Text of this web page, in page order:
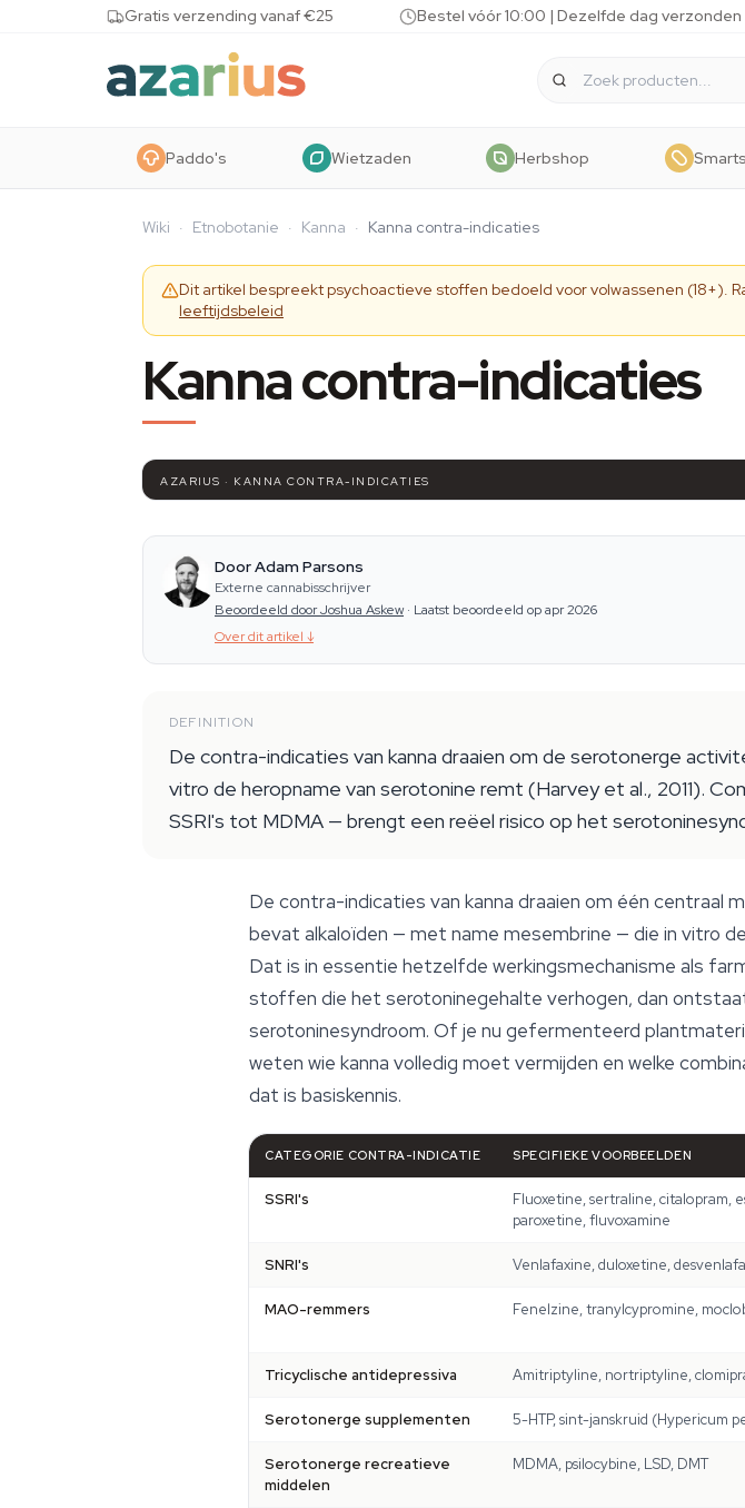
Skip to content Gratis verzending vanaf €25 Bestel vóór 10:00 | Dezelfde dag verzonden
Paddo's Wietzaden Herbshop
Wiki · Etnobotanie · Kanna · Kanna contra-indicaties
Dit artikel bespreekt psychoactieve stoffen bedoeld voor volwassenen (18+).
leeftijdsbeleid
Kanna contra-indicaties
AZARIUS · KANNA CONTRA-INDICATIES
Door Adam Parsons
Externe cannabisschrijver
Beoordeeld door Joshua Askew · Laatst beoordeeld op apr 2026
Over dit artikel ↓
DEFINITION
De contra-indicaties van kanna draaien om de serotonerge
vitro de heropname van serotonine remt (Harvey et al., 2011).
SSRI's tot MDMA — brengt een reëel risico op het
De contra-indicaties van kanna draaien om één centraal
bevat alkaloïden — met name mesembrine — die in vitro
Dat is in essentie hetzelfde werkingsmechanisme als
stoffen die het serotoninegehalte verhogen, dan
serotoninesyndroom. Of je nu gefermenteerd
weten wie kanna volledig moet vermijden en welke
dat is basiskennis.
CATEGORIE CONTRA-INDICATIE SPECIFIEKE VOORBEELDEN
SSRI's
Fluoxetine, sertraline, citalopram,
paroxetine, fluvoxamine
SNRI's Venlafaxine, duloxetine,
MAO-remmers Fenelzine, tranylcypromine,
Tricyclische antidepressiva Amitriptyline, nortriptyline,
Serotonerge supplementen 5-HTP, sint-janskruid (Hypericum
Serotonerge recreatieve
middelen
MDMA, psilocybine, LSD, DMT